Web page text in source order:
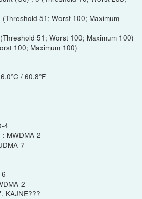
51; Worst 100; Maximum
51; Worst 100; Maximum 100)
100; Maximum 100)
/ 60.8°F
4
MWDMA-2
7
2 ---------------------------------
KAJNE???